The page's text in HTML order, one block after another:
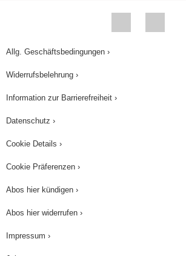
Allg. Geschäftsbedingungen ›
Widerrufsbelehrung ›
Information zur Barrierefreiheit ›
Datenschutz ›
Cookie Details ›
Cookie Präferenzen ›
Abos hier kündigen ›
Abos hier widerrufen ›
Impressum ›